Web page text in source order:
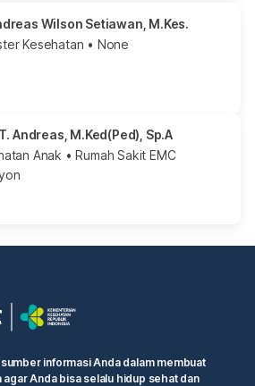
Wilson Setiawan, M.Kes.
Kesehatan • None
Andreas, M.Ked(Ped), Sp.A
Anak • Rumah Sakit EMC
informasi Anda dalam membuat
Anda bisa selalu hidup sehat dan